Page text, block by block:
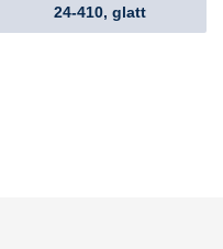
24-410, glatt